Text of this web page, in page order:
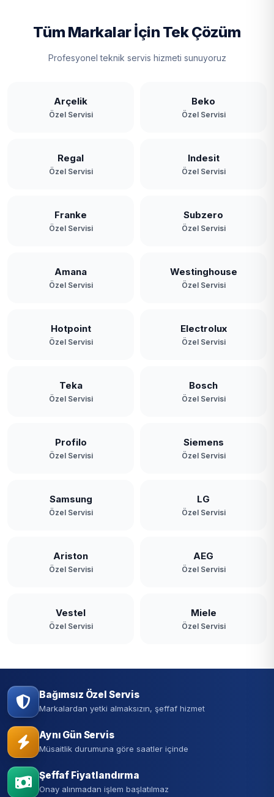
Tüm Markalar İçin Tek Çözüm
Profesyonel teknik servis hizmeti sunuyoruz
Arçelik
Özel Servisi
Beko
Özel Servisi
Regal
Özel Servisi
Indesit
Özel Servisi
Franke
Özel Servisi
Subzero
Özel Servisi
Amana
Özel Servisi
Westinghouse
Özel Servisi
Hotpoint
Özel Servisi
Electrolux
Özel Servisi
Teka
Özel Servisi
Bosch
Özel Servisi
Profilo
Özel Servisi
Siemens
Özel Servisi
Samsung
Özel Servisi
LG
Özel Servisi
Ariston
Özel Servisi
AEG
Özel Servisi
Vestel
Özel Servisi
Miele
Özel Servisi
Bağımsız Özel Servis
Markalardan yetki almaksızın, şeffaf hizmet
Aynı Gün Servis
Müsaitlik durumuna göre saatler içinde
Şeffaf Fiyatlandırma
Onay alınmadan işlem başlatılmaz